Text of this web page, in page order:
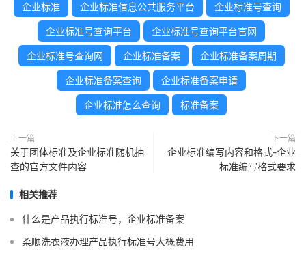
企业标准 企业标准信息公共服务平台 企业标准号查询
企业标准号查询平台 企业标准号查询平台官网
企业标准号查询网 企业标准备案 企业标准备案周期
企业标准备案查询 企业标准备案申请
企业标准怎么查询 标准备案
上一篇
关于团体标准及企业标准随机抽
查的官方文件内容
下一篇
企业标准编写内容和格式-企业
标准编写格式要求
相关推荐
什么是产品执行标准号，企业标准备案
柔顺洗衣液办理产品执行标准号大概费用